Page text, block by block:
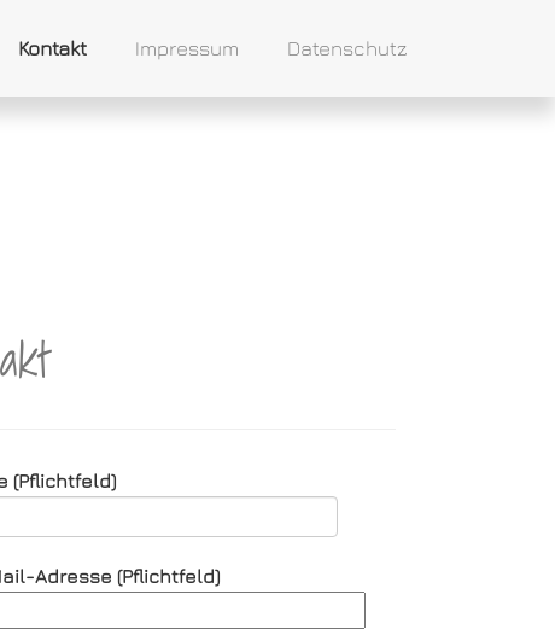
Kontakt Impressum Datenschutz
(Pflichtfeld)
Adresse (Pflichtfeld)